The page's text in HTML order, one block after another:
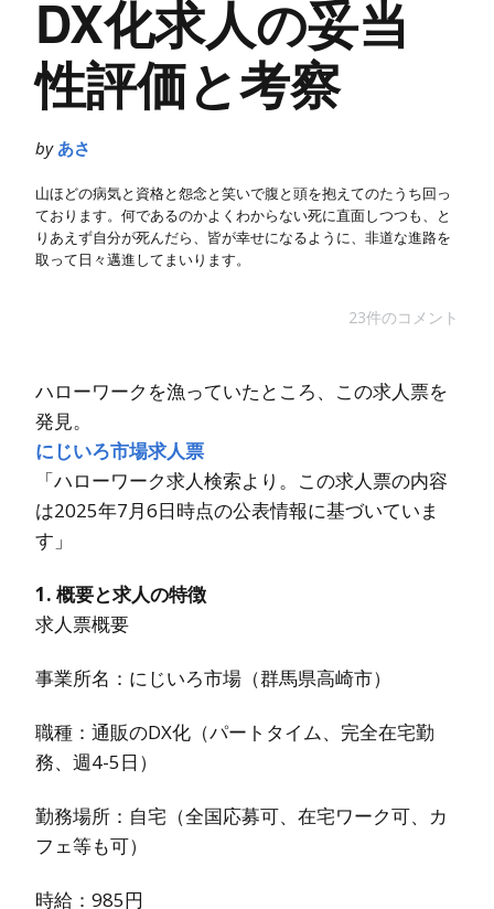
DX化求人の妥当
性評価と考察
by あさ
山ほどの病気と資格と怨念と笑いで腹と頭を抱えてのたうち回っ
ております。何であるのかよくわからない死に直面しつつも、と
りあえず自分が死んだら、皆が幸せになるように、非道な進路を
取って日々邁進してまいります。
23件のコメント
ハローワークを漁っていたところ、この求人票を
発見。
にじいろ市場求人票
「ハローワーク求人検索より。この求人票の内容
は2025年7月6日時点の公表情報に基づいていま
す」
1. 概要と求人の特徴
求人票概要
事業所名：にじいろ市場（群馬県高崎市）
職種：通販のDX化（パートタイム、完全在宅勤
務、週4-5日）
勤務場所：自宅（全国応募可、在宅ワーク可、カ
フェ等も可）
時給：985円